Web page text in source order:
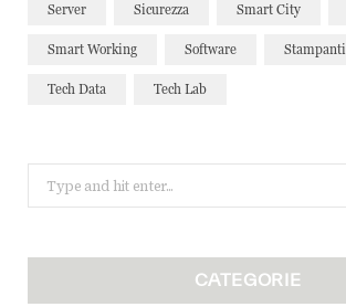
Server Sicurezza Smart City
Smart Working Software Stampanti
Tech Data Tech Lab
for:
CATEGORIE